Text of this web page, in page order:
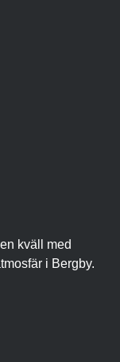
kväll med
i Bergby.